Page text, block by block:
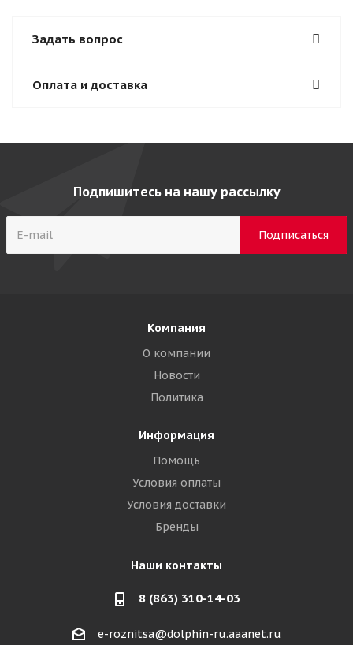
Задать вопрос
Оплата и доставка
Подпишитесь на нашу рассылку
Компания
О компании
Новости
Политика
Информация
Помощь
Условия оплаты
Условия доставки
Бренды
Наши контакты
8 (863) 310-14-03
e-roznitsa@dolphin-ru.aaanet.ru